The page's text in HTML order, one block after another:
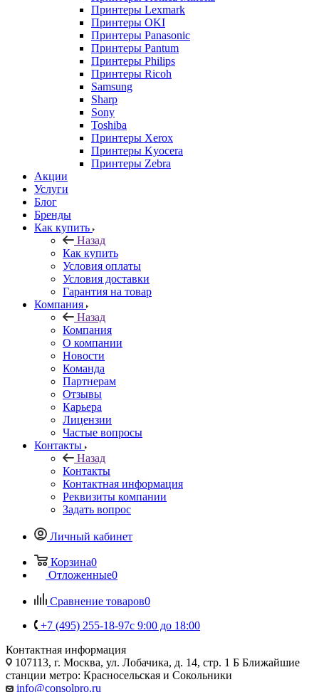
Принтеры Lexmark
Принтеры OKI
Принтеры Panasonic
Принтеры Pantum
Принтеры Philips
Принтеры Ricoh
Samsung
Sharp
Sony
Toshiba
Принтеры Xerox
Принтеры Kyocera
Принтеры Zebra
Акции
Услуги
Блог
Бренды
Как купить
Назад
Как купить
Условия оплаты
Условия доставки
Гарантия на товар
Компания
Назад
Компания
О компании
Новости
Команда
Партнерам
Отзывы
Карьера
Лицензии
Частые вопросы
Контакты
Назад
Контакты
Контактная информация
Реквизиты компании
Задать вопрос
Личный кабинет
Корзина0
Отложенные0
Сравнение товаров0
+7 (495) 255-18-97с 9:00 до 18:00
Контактная информация
107113, г. Москва, ул. Лобачика, д. 14, стр. 1 Б Ближайшие
станции метро: Красносельская и Сокольники
info@consolpro.ru